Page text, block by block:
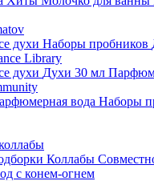
духи Наборы пробников
Library
духи Духи 30 мл
вода Наборы
Коллабы
с конем-огнем